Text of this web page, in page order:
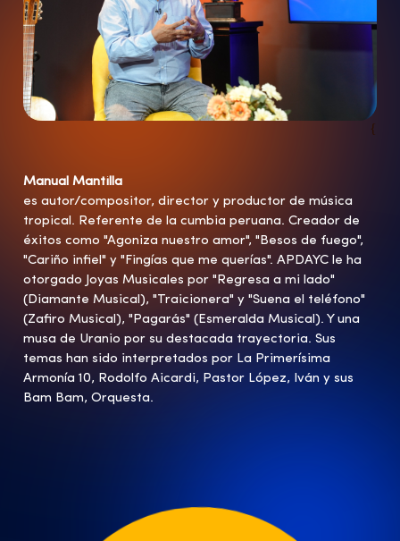
{
Manual Mantilla
es autor/compositor, director y productor de música
tropical. Referente de la cumbia peruana. Creador de
éxitos como "Agoniza nuestro amor", "Besos de fuego",
"Cariño infiel" y "Fingías que me querías". APDAYC le ha
otorgado Joyas Musicales por "Regresa a mi lado"
(Diamante Musical), "Traicionera" y "Suena el teléfono"
(Zafiro Musical), "Pagarás" (Esmeralda Musical). Y una
musa de Uranio por su destacada trayectoria. Sus
temas han sido interpretados por La Primerísima
Armonía 10, Rodolfo Aicardi, Pastor López, Iván y sus
Bam Bam, Orquesta.